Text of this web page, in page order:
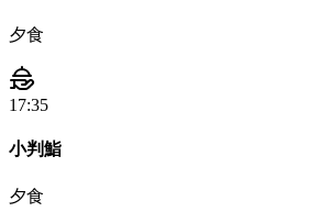
夕食
17:35
小判鮨
夕食